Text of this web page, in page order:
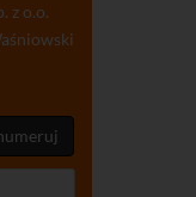
z o.o.